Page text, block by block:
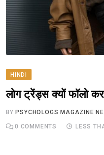
HINDI
लोग ट्रेंड्स क्यों फॉलो
BYPSYCHOLOGS MAGAZINE
0 COMMENTS LESS